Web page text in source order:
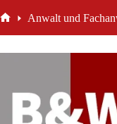
Inhalt Anwalt und